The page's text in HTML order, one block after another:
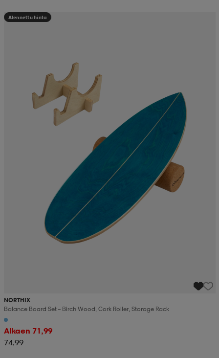
Alennettu hinta
NORTHIX
Balance Board Set – Birch Wood, Cork Roller, Storage Rack
Alkaen 71,99
74,99